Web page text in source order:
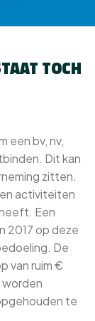
TOCH
een bv, nv,
Dit kan
zitten.
activiteiten
Een
2017 op deze
De
van ruim €
te